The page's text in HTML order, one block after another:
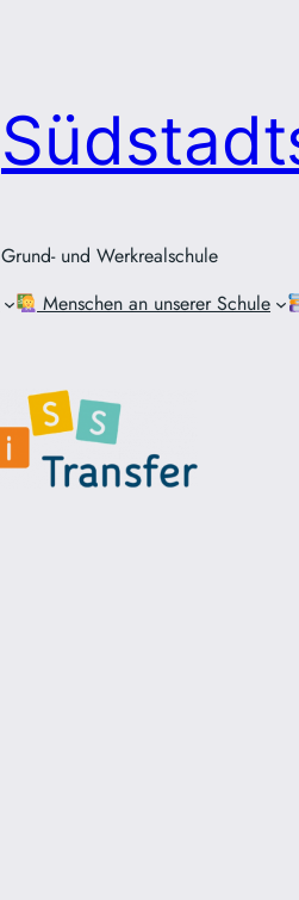
Grund- und Werkrealschule
Menschen an unserer Schule